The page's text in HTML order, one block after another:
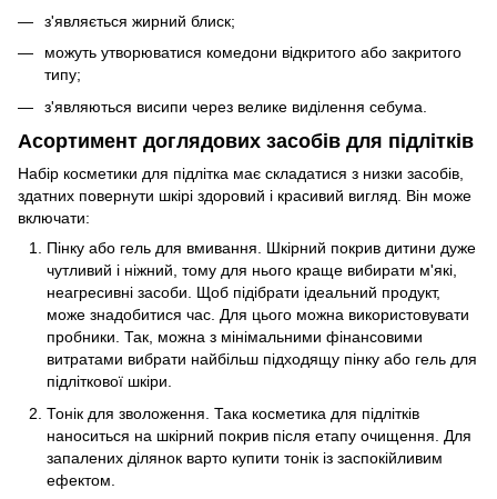
з'являється жирний блиск;
можуть утворюватися комедони відкритого або закритого
типу;
з'являються висипи через велике виділення себума.
Асортимент доглядових засобів для підлітків
Набір косметики для підлітка має складатися з низки засобів,
здатних повернути шкірі здоровий і красивий вигляд. Він може
включати:
Пінку або гель для вмивання. Шкірний покрив дитини дуже
чутливий і ніжний, тому для нього краще вибирати м'які,
неагресивні засоби. Щоб підібрати ідеальний продукт,
може знадобитися час. Для цього можна використовувати
пробники. Так, можна з мінімальними фінансовими
витратами вибрати найбільш підходящу пінку або гель для
підліткової шкіри.
Тонік для зволоження. Така косметика для підлітків
наноситься на шкірний покрив після етапу очищення. Для
запалених ділянок варто купити тонік із заспокійливим
ефектом.